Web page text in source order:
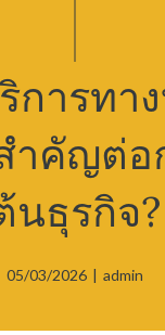
การทา
ำคัญต่อ
นธุรกิจ?
05/03/2026 | admin